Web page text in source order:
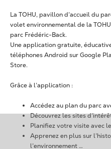
La TOHU, pavillon d’accueil du
volet environnemental de la
parc Frédéric-Back.
Une application gratuite,
téléphones Android sur Google
Store.
Grâce à l’application :
Accédez au plan du parc
Découvrez les sites
Planifiez votre visite avec
Apprenez en plus sur
l’environnement …